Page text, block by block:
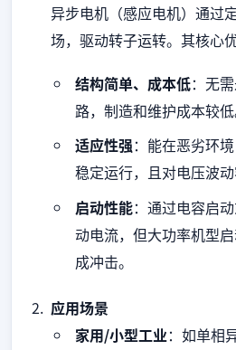
异步电机（感应电机）通过
场，驱动转子运转。其核心优
结构简单、成本低：无
路，制造和维护成本较低
适应性强：能在恶劣环
稳定运行，且对电压波动
启动性能：通过电容启
动电流，但大功率机型
成冲击。
应用场景
家用/小型工业：如单相